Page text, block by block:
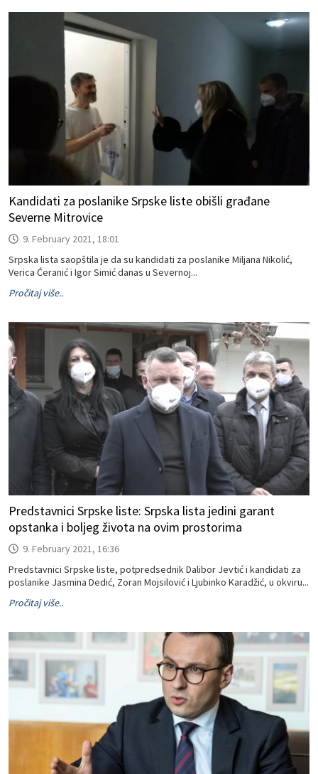
Kandidati za poslanike Srpske liste obišli građane
Severne Mitrovice
9. February 2021, 18:01
Srpska lista saopštila je da su kandidati za poslanike Miljana Nikolić,
Verica Ćeranić i Igor Simić danas u Severnoj...
Pročitaj više..
Predstavnici Srpske liste: Srpska lista jedini garant
opstanka i boljeg života na ovim prostorima
9. February 2021, 16:36
Predstavnici Srpske liste, potpredsednik Dalibor Jevtić i kandidati za
poslanike Jasmina Dedić, Zoran Mojsilović i Ljubinko Karadžić, u okviru...
Pročitaj više..